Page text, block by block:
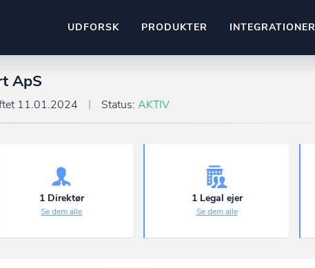
UDFORSK PRODUKTER
ownr Insights
Hold dig opdateret og compliant
ownr Pipeline
Identificer salgsklare kundeemner
INTEGRATIONER
Kun fantasien sætter grænsen
Ownr ajour goes supersonic
ApS
11.01.2024 Status: AKTIV
1 Direktør
Se dem alle
1 Legal ejer
Se dem alle